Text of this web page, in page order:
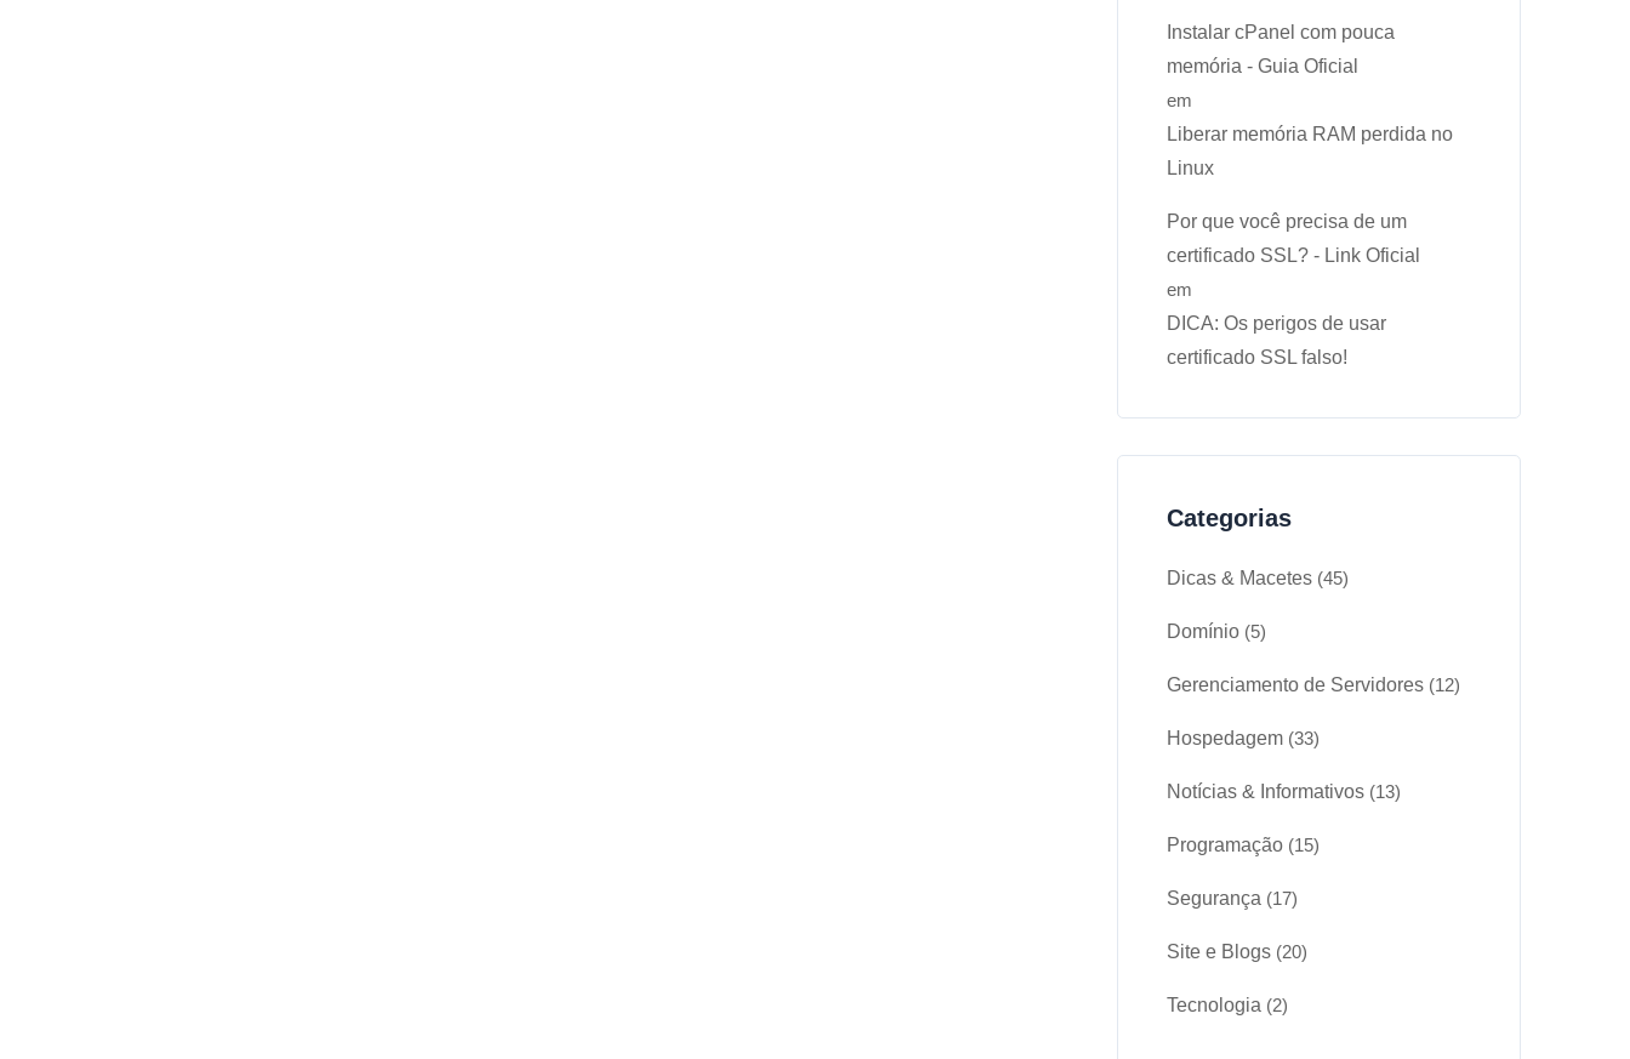
Instalar cPanel com pouca
memória - Guia Oficial
em
Liberar memória RAM perdida no
Linux
Por que você precisa de um
certificado SSL? - Link Oficial
em
DICA: Os perigos de usar
certificado SSL falso!
Categorias
Dicas & Macetes (45)
Domínio (5)
Gerenciamento de Servidores (12)
Hospedagem (33)
Notícias & Informativos (13)
Programação (15)
Segurança (17)
Site e Blogs (20)
Tecnologia (2)